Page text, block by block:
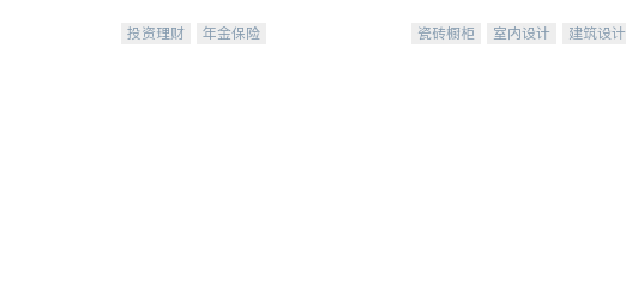
元化组合，助力客户实现目标
投资理财
年金保险
机。品质厨房，家的选择。
瓷砖橱柜 室内设计
建筑设计